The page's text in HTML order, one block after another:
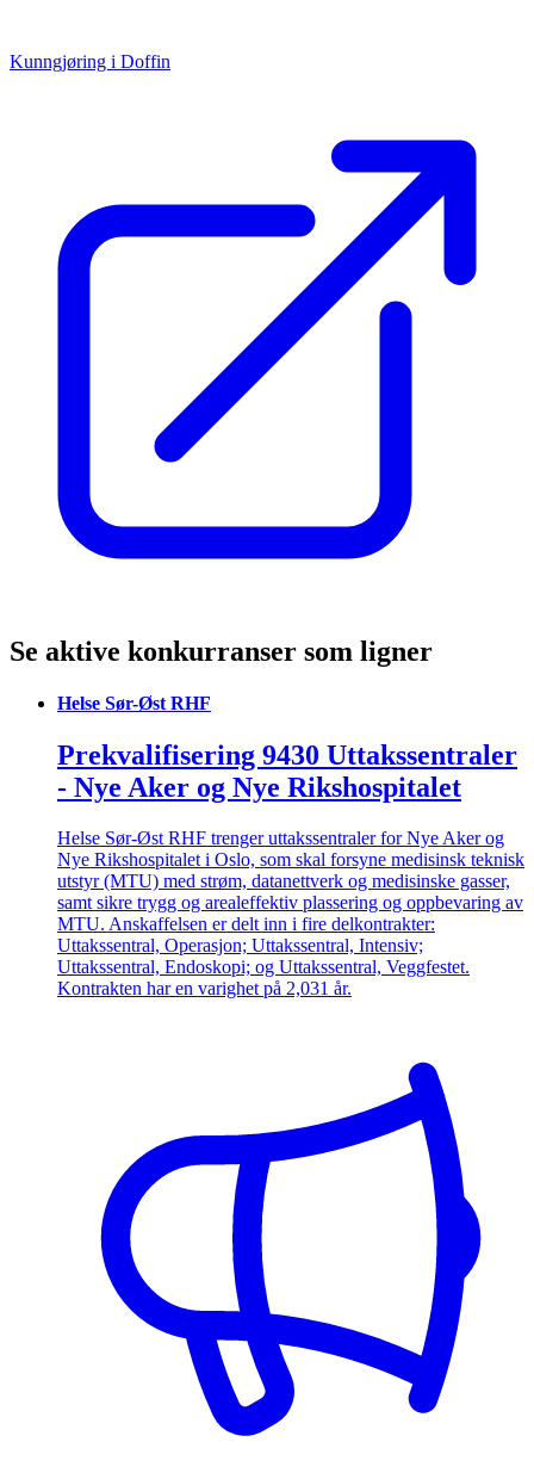
Kunngjøring i Doffin
Se aktive konkurranser som ligner
Helse Sør-Øst RHF
Prekvalifisering 9430 Uttakssentraler
- Nye Aker og Nye Rikshospitalet
Helse Sør-Øst RHF trenger uttakssentraler for Nye Aker og
Nye Rikshospitalet i Oslo, som skal forsyne medisinsk teknisk
utstyr (MTU) med strøm, datanettverk og medisinske gasser,
samt sikre trygg og arealeffektiv plassering og oppbevaring av
MTU. Anskaffelsen er delt inn i fire delkontrakter:
Uttakssentral, Operasjon; Uttakssentral, Intensiv;
Uttakssentral, Endoskopi; og Uttakssentral, Veggfestet.
Kontrakten har en varighet på 2,031 år.